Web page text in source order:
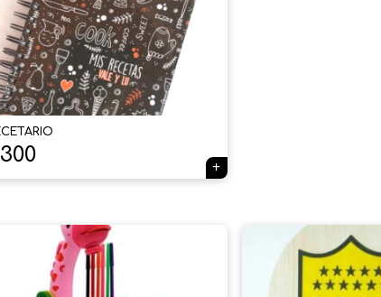
300